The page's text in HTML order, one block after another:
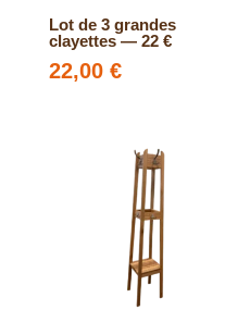
Lot de 3 grandes
clayettes — 22 €
22,00 €